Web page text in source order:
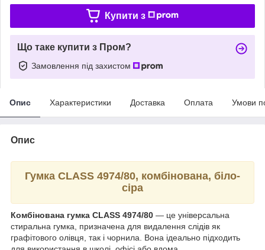
Купити з
Що таке купити з Пром?
Замовлення під захистом
Опис Характеристики Доставка Оплата Умови
Опис
Гумка CLASS 4974/80, комбінована, біло-
сіра
Комбінована гумка CLASS 4974/80 — це універсальна
стиральна гумка, призначена для видалення слідів як
графітового олівця, так і чорнила. Вона ідеально підходить